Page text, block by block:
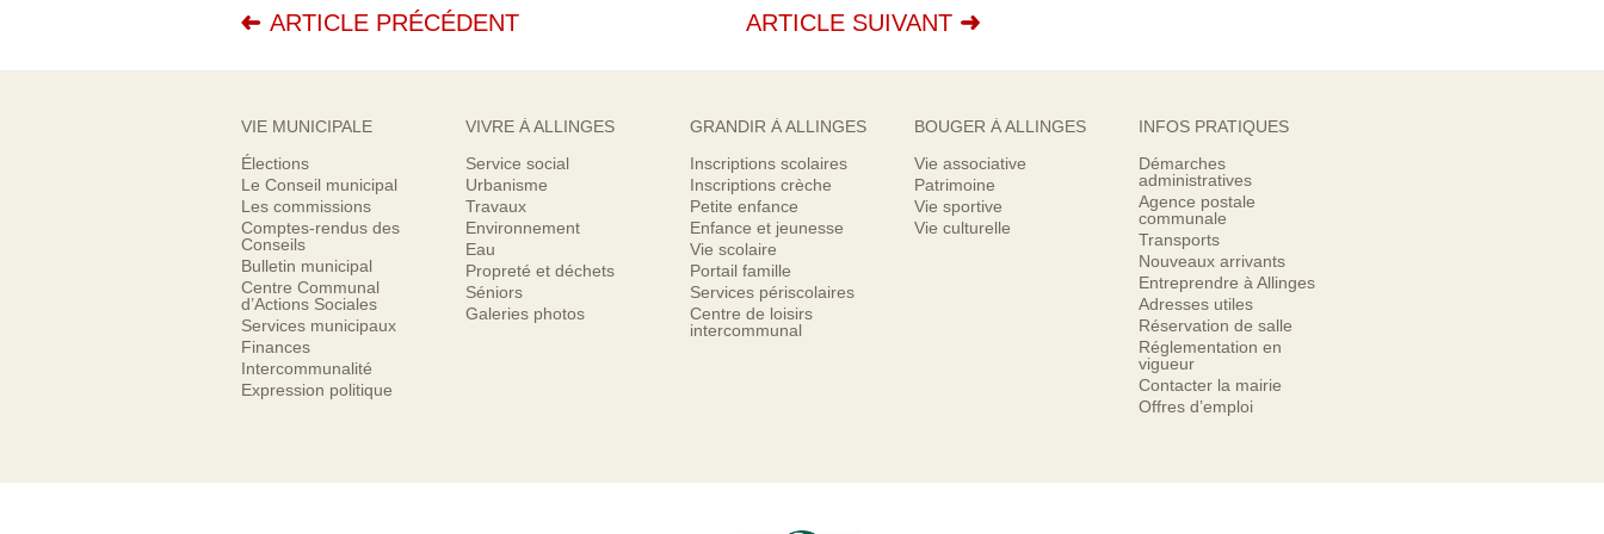
ARTICLE PRÉCÉDENT ARTICLE SUIVANT
VIE MUNICIPALE
Élections
Le Conseil municipal
Les commissions
Comptes-rendus des
Conseils
Bulletin municipal
Centre Communal
d’Actions Sociales
Services municipaux
Finances
Intercommunalité
Expression politique
VIVRE À ALLINGES
Service social
Urbanisme
Travaux
Environnement
Eau
Propreté et déchets
Séniors
Galeries photos
GRANDIR À ALLINGES
Inscriptions scolaires
Inscriptions crèche
Petite enfance
Enfance et jeunesse
Vie scolaire
Portail famille
Services périscolaires
Centre de loisirs
intercommunal
BOUGER À ALLINGES
Vie associative
Patrimoine
Vie sportive
Vie culturelle
INFOS PRATIQUES
Démarches
administratives
Agence postale
communale
Transports
Nouveaux arrivants
Entreprendre à Allinges
Adresses utiles
Réservation de salle
Réglementation en
vigueur
Contacter la mairie
Offres d’emploi